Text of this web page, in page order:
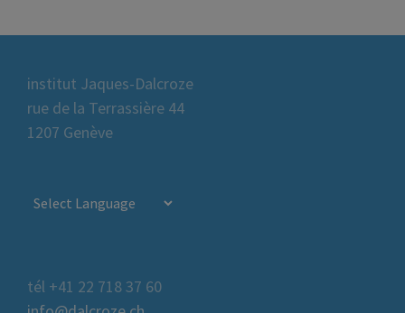
institut Jaques-Dalcroze
rue de la Terrassière 44
1207 Genève
tél +41 22 718 37 60